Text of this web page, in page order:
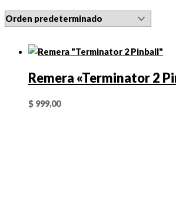
Remera «Terminator 2
$ 999,00